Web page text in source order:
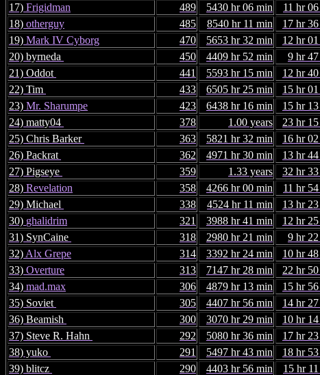
17) Frigidman 489 5430 hr 06 min
11 hr
18) otherguy 485 8540 hr 11 min
17 hr
19) Mark IV Cyborg 470 5653 hr 32 min
12 hr
20) byrneda
450 4409 hr 52 min
9 hr
21) Oddot
441 5593 hr 15 min
12 hr
22) Tim
433 6505 hr 25 min
15 hr
23) Mr. Sharumpe 423 6438 hr 16 min
15 hr
24) matty04
378 1.00 years
23 hr
25) Chris Barker
363 5821 hr 32 min
16 hr
26) Packrat
362 4971 hr 30 min
13 hr
27) Pigseye
359 1.33 years
32 hr
28) Revelation 358 4266 hr 00 min
11 hr
29) Michael
338 4524 hr 11 min
13 hr
30) ghalidrim 321 3988 hr 41 min
12 hr
31) SynCaine
318 2980 hr 21 min
9 hr
32) Alx Grepe 314 3392 hr 24 min
10 hr
33) Overture 313 7147 hr 28 min
22 hr
34) mad.max 306 4879 hr 13 min
15 hr
35) Soviet
305 4407 hr 56 min
14 hr
36) Beamish
300 3070 hr 29 min
10 hr
37) Steve R. Hahn
292 5080 hr 36 min
17 hr
38) yuko
291 5497 hr 43 min
18 hr
39) blitcz
290 4403 hr 56 min
15 hr